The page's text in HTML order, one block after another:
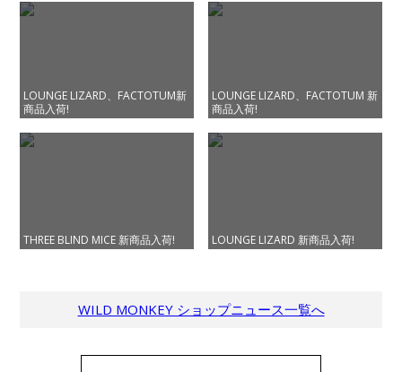
LOUNGE LIZARD、FACTOTUM新
商品入荷!
LOUNGE LIZARD、FACTOTUM 新
商品入荷!
THREE BLIND MICE 新商品入荷! LOUNGE LIZARD 新商品入荷!
WILD MONKEY ショップニュース一覧へ